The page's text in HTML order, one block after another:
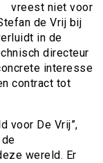
vreest niet voor
de Vrij bij
in de
directeur
interesse
contract tot
voor De Vrij”,
wereld. Er